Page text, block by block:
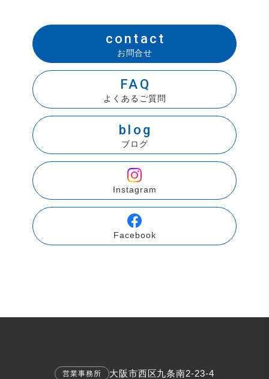
contact
お問合せ
FAQ
よくあるご質問
blog
ブログ
Instagram
Facebook
営業事務所 大阪市西区九条南2-23-4